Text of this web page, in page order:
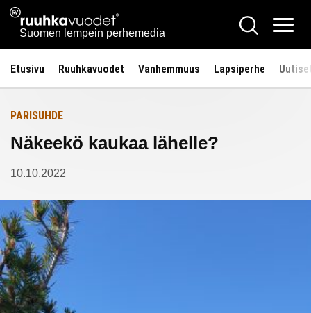
Siirry
sisältöön
Ruuhkavuodet.fi
Suomen lempein perhemedia
Hae
Etusivu Ruuhkavuodet Vanhemmuus Lapsiperhe
Etusivulle
PARISUHDE
Näkeekö kaukaa lähelle?
10.10.2022